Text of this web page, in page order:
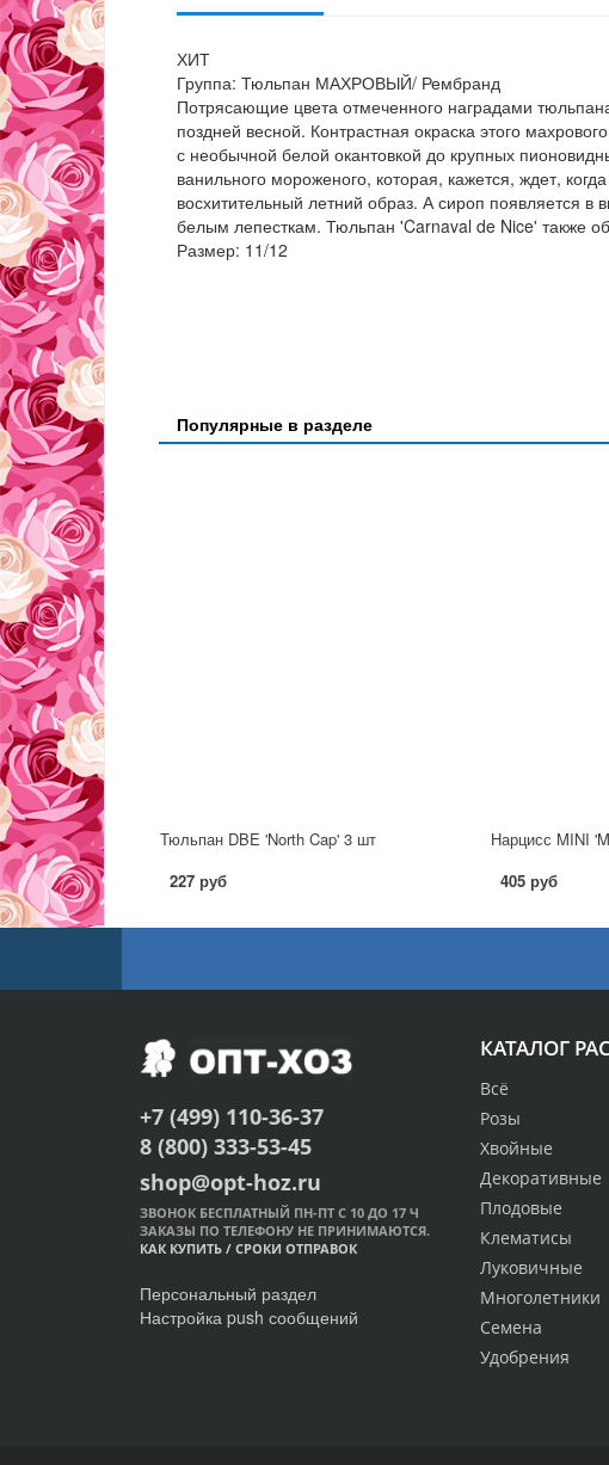
ХИТ
Группа: Тюльпан МАХРОВЫЙ/ Рембранд
Потрясающие цвета отмеченного наградами
поздней весной. Контрастная окраска этого
с необычной белой окантовкой до крупных
ванильного мороженого, которая, кажется, ждет,
восхитительный летний образ. А сироп появляется
белым лепесткам. Тюльпан 'Carnaval de Nice' также
Размер: 11/12
Популярные в разделе
Тюльпан DBE 'North Cap' 3 шт
227 руб
Нарцисс MINI
405 руб
КАТАЛОГ
Всё
Розы
Хвойные
Декоративные
Плодовые
Клематисы
Луковичные
Многолетники
Семена
Удобрения
+7 (499) 110-36-37
8 (800) 333-53-45
shop@opt-hoz.ru
ЗВОНОК БЕСПЛАТНЫЙ ПН-ПТ С 10 ДО 17 Ч
ЗАКАЗЫ ПО ТЕЛЕФОНУ НЕ ПРИНИМАЮТСЯ.
КАК КУПИТЬ / СРОКИ ОТПРАВОК
Персональный раздел
Настройка push сообщений